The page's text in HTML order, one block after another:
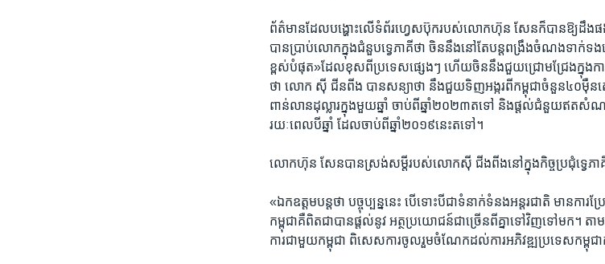
ព័ត៌មាន​ដែល​បង្ហោះ​លើ​ទំព័រ​ហ្វេសប៊ុក​របស់​លោកហ៊ុន សែន​ក៏​បាន​ឱ្យ​ដឹង​ផ
បាន​ប្រាប់​លោក​ក្នុង​ជំនួប​ទ្វេភាគី​ថា​ ​ចិន​នឹង​នៅ​តែ​បន្ត​ពង្រឹង​ចំណង​ទាក់​ទ
ខ្ពស់​បំផុត»ដែល​ខុស​ពី​ប្រ​ទេស​ផ្សេងៗ​ ​ហើយ​ចិន​នឹង​ជួយ​ជ្រោម​ជ្រែង​ក្នុងកា
ថា​ ​លោក ​ស៊ី ជីនពីង បាន​សន្យា​ថា ​នឹង​ជួយ​ទិញ​អង្ករ​ពី​កម្ពុជា​ចំនួន៤០​ម៉ឺន​
ពាន់​លាន​ដុល្លារ​ក្នុង​មួយ​ឆ្នាំ​ ចាប់​ពី​ឆ្នាំ​២០២៣​តទៅ​ និងផ្តល់​ជំនួយ​ឥត​សំណ
រយៈពេល​បីឆ្នាំ ​ដែលចាប់​ពី​ឆ្នាំ២០១៩​នេះ​ត​ទៅ។
លោក​ហ៊ុន សែន​បាន​ស្រង់​សម្តី​របស់លោក​ស៊ី ជីងពីងនៅ​ក្នុង​កិច្ច​ប្រជុំ​ទ្វេភាគី​
​«ឯកឧត្តមបន្ត​ថា​ ​បច្ចុប្បន្ននេះ​ ​បើ​ទោះ​បីជា​ទំនាក់​ទំនង​អន្តរជាតិ ​មាន​កា
កម្ពុជាគឺ​ពិត​ជា​បាន​ផ្តល់​នូវ​ ​អត្ថ​ប្រយោជន៍​ជា​ច្រើន​ពី​គ្នា​ទៅ​វិញ​ទៅ​មក។​ តា
ការជា​មួយ​កម្ពុជា​ ​ពិសេស​ការ​ចូលរួម​ចំណែក​ដល់​ការ​អភិវឌ្ឍប្រទេស​កម្ពុជា​